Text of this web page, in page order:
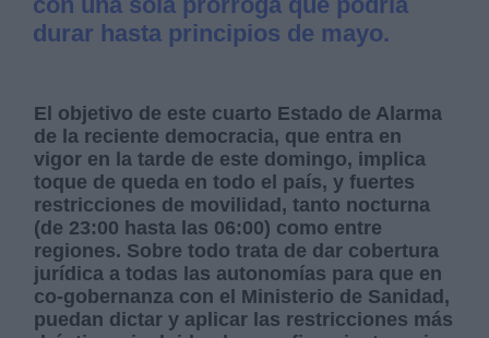
durar hasta principios de mayo.
El objetivo de este cuarto Estado de Alarma
de la reciente democracia, que entra en
vigor en la tarde de este domingo, implica
toque de queda en todo el país, y fuertes
restricciones de movilidad, tanto nocturna
(de 23:00 hasta las 06:00) como entre
regiones. Sobre todo trata de dar cobertura
jurídica a todas las autonomías para que en
co-gobernanza con el Ministerio de Sanidad,
puedan dictar y aplicar las restricciones más